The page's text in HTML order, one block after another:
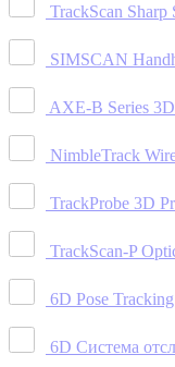
TrackScan Sharp
SIMSCAN
AXE-B Series
NimbleTrack
TrackProbe 3D
TrackScan-P
6D Pose
6D Система